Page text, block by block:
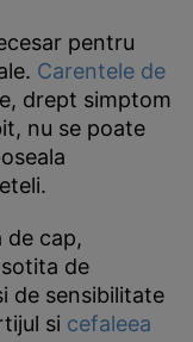
pentru
Carentele de
drept simptom
nu se poate
de cap,
de
de sensibilitate
si cefaleea